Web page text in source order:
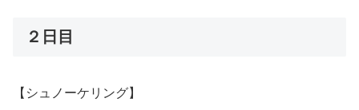
２日目
【シュノーケリング】